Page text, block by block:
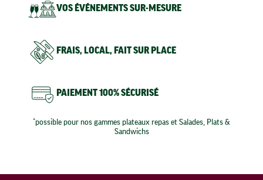
Axeptio consent
Plateforme de Gestion du Consentement : Personnalisez vos
VOS ÉVÉNEMENTS SUR-MESURE
FRAIS, LOCAL, FAIT SUR PLACE
PAIEMENT 100% SÉCURISÉ
*possible pour nos gammes plateaux repas et Salades, Plats &
Sandwichs